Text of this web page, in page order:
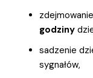
godziny
sadzenie
sygnałów,